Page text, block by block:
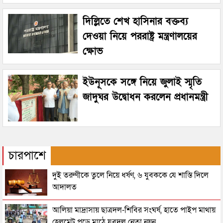
দিল্লিতে শেখ হাসিনার বক্তব্য
দেওয়া নিয়ে পররাষ্ট্র মন্ত্রণালয়ের
ক্ষোভ
ইউনূসকে সঙ্গে নিয়ে জুলাই স্মৃতি
জাদুঘর উদ্বোধন করলেন প্রধানমন্ত্রী
চারপাশে
দুই তরুণীকে তুলে নিয়ে ধর্ষণ, ৬ যুবককে যে শাস্তি দিলে
আদালত
আলিয়া মাদ্রাসায় ছাত্রদল-শিবির সংঘর্ষ, হাতে পাইপ মাথায়